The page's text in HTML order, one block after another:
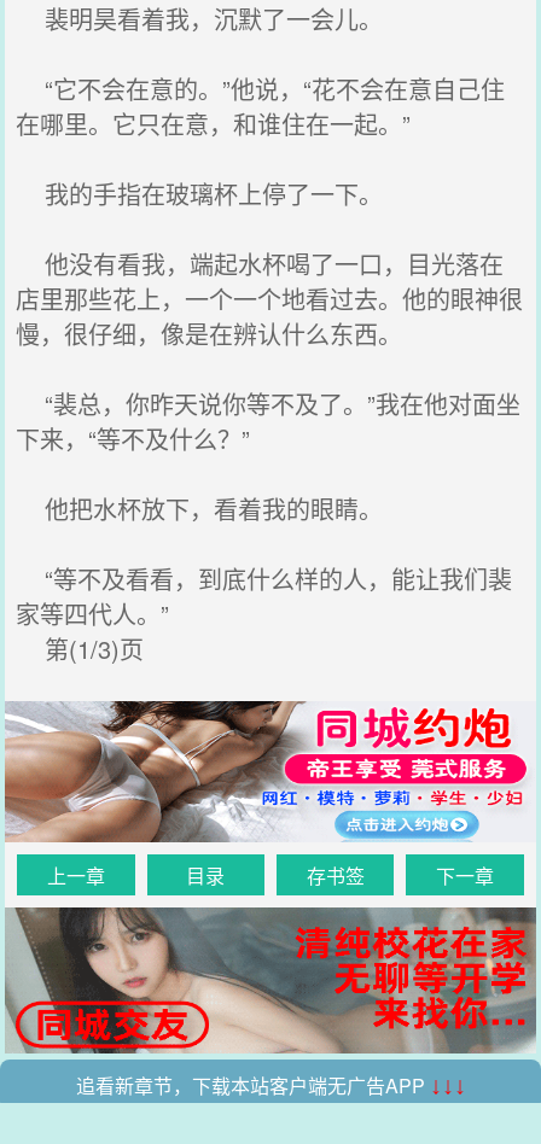
裴明昊看着我，沉默了一会儿。
“它不会在意的。”他说，“花不会在意自己住
在哪里。它只在意，和谁住在一起。”
我的手指在玻璃杯上停了一下。
他没有看我，端起水杯喝了一口，目光落在
店里那些花上，一个一个地看过去。他的眼神很
慢，很仔细，像是在辨认什么东西。
“裴总，你昨天说你等不及了。”我在他对面坐
下来，“等不及什么？”
他把水杯放下，看着我的眼睛。
“等不及看看，到底什么样的人，能让我们裴
家等四代人。”
第(1/3)页
.
上一章 目录 存书签 下一章
.
追看新章节，下载本站客户端无广告APP ↓↓↓